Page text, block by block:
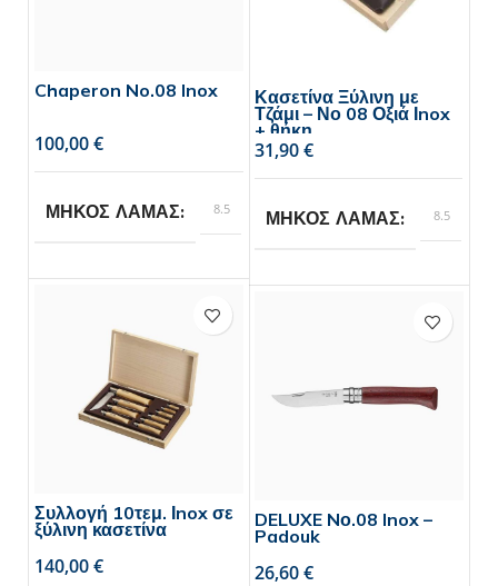
Chaperon No.08 Inox
€
ΜΗΚΟΣ ΛΑΜΑΣ 8.5
Κασετίνα Ξύλινη με
Τζάμι – Νο 08 Οξιά Ιnox
+ θήκη
€
ΜΗΚΟΣ ΛΑΜΑΣ 8.5
Συλλογή 10τεμ. Ιnox σε
ξύλινη κασετίνα
€
DELUXE Nο.08 Inox –
Padouk
€